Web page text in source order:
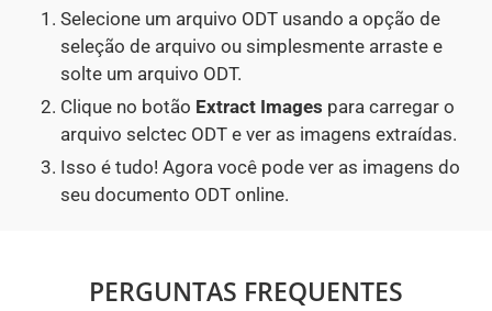
Selecione um arquivo ODT usando a opção de
seleção de arquivo ou simplesmente arraste e
solte um arquivo ODT.
Clique no botão Extract Images para carregar o
arquivo selctec ODT e ver as imagens extraídas.
Isso é tudo! Agora você pode ver as imagens do
seu documento ODT online.
PERGUNTAS FREQUENTES